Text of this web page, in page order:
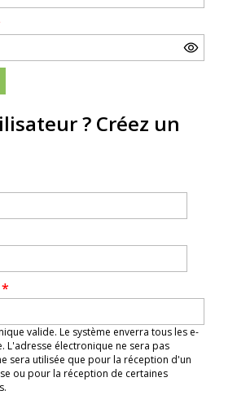
? Créez un
*
valide. Le système enverra tous les e-
L'adresse électronique ne sera pas
sera utilisée que pour la réception d'un
ou pour la réception de certaines